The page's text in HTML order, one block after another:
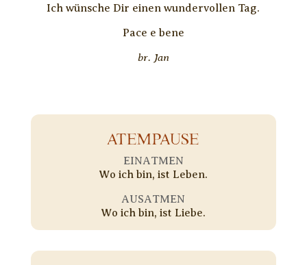
Ich wünsche Dir einen wundervollen Tag.
Pace e bene
br. Jan
ATEMPAUSE
EINATMEN
Wo ich bin, ist Leben.
AUSATMEN
Wo ich bin, ist Liebe.